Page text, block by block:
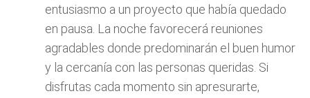
entusiasmo a un proyecto que había quedado
en pausa. La noche favorecerá reuniones
agradables donde predominarán el buen humor
y la cercanía con las personas queridas. Si
disfrutas cada momento sin apresurarte,